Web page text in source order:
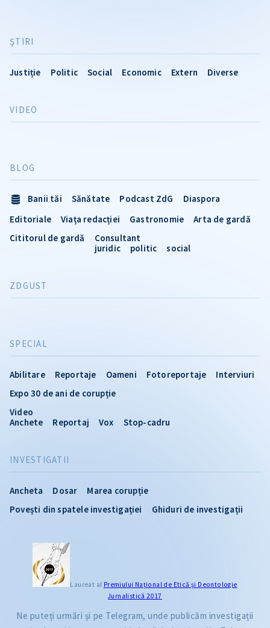
ŞTIRI
Justiție Politic Social Economic Extern Diverse
INVESTIGATII
Ancheta Dosar
Marea corupție
Povești din spatele investigației
Ghiduri de investigații
VIDEO
SPECIAL
Abilitare Reportaje Oameni Fotoreportaje
Interviuri
Expo 30 de ani de corupție
Video
Anchete
Reportaj Vox Stop-cadru
BLOG
Banii tăi Sănătate Podcast ZdG
Diaspora
Editoriale
Viața redacției Gastronomie
Arta de gardă
Cititorul de gardă
Consultant
juridic
politic social
ZDGUST
Laureat al Premiului Naţional de Etică și Deontologie
Jurnalistică 2017
Ne puteți urmări și pe Telegram, unde publicăm investigații